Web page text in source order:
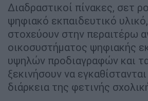
Διαδραστικοί πίνακες, σετ
ψηφιακό εκπαιδευτικό
στοχεύουν στην περαιτέρω
οικοσυστήματος ψηφιακής
υψηλών προδιαγραφών και
ξεκινήσουν να
διάρκεια της φετινής